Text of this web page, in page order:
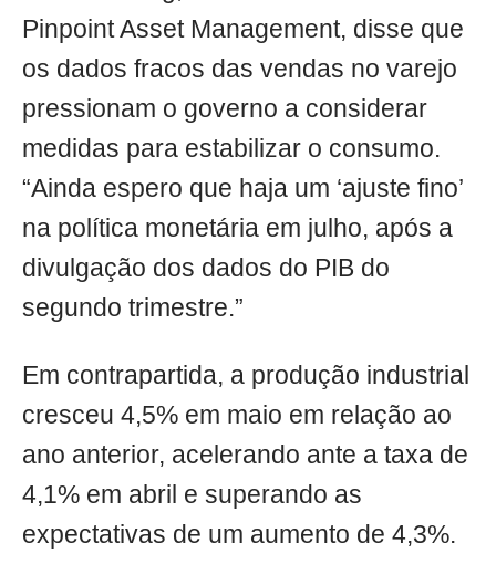
Pinpoint Asset Management, disse que
os dados fracos das vendas no varejo
pressionam o governo a considerar
medidas para estabilizar o consumo.
“Ainda espero que haja um ‘ajuste fino’
na política monetária em julho, após a
divulgação dos dados do PIB do
segundo trimestre.”
Em contrapartida, a produção industrial
cresceu 4,5% em maio em relação ao
ano anterior, acelerando ante a taxa de
4,1% em abril e superando as
expectativas de um aumento de 4,3%.